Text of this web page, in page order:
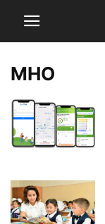
МНО